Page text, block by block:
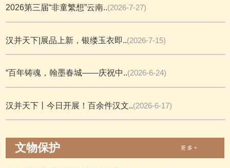
2026第三届“非童繁想”云南..(2026-7-27)
汉并天下|展品上新，银缕玉衣即..(2026-7-15)
“百年铸魂，翰墨春城——庆祝中..(2026-6-24)
汉并天下丨今日开展！百余件汉文..(2026-6-17)
文物保护 更 多 +